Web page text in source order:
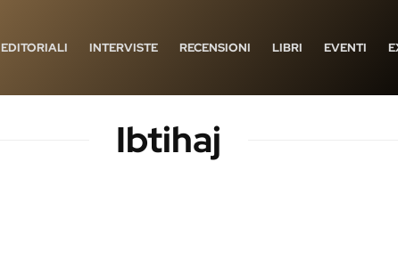
EDITORIALI INTERVISTE RECENSIONI LIBRI EVENTI
Ibtihaj